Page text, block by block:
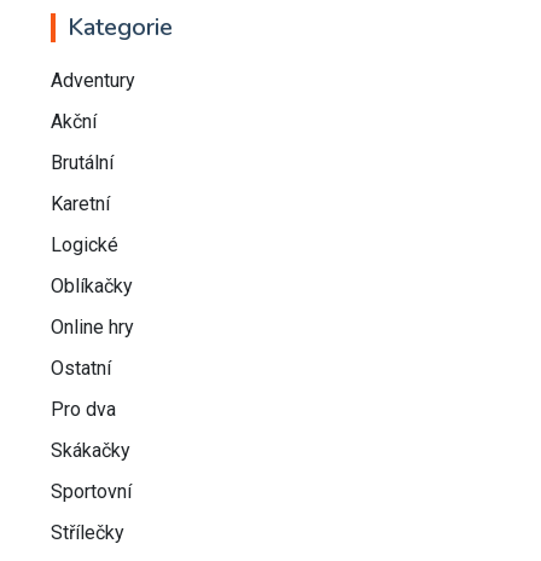
Kategorie
Adventury
Akční
Brutální
Karetní
Logické
Oblíkačky
Online hry
Ostatní
Pro dva
Skákačky
Sportovní
Střílečky